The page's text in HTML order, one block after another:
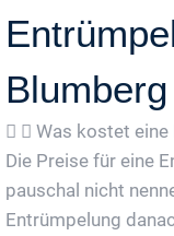
Blumberg
Was kostet
Die Preise für eine
pauschal nicht
Entrümpelung